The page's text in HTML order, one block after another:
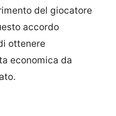
del giocatore
accordo
ottenere
economica da